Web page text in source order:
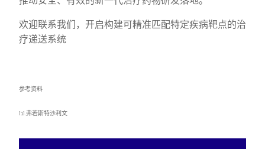
欢迎联系我们，开启构建可精准匹配特定疾病靶点的治
疗递送系统
参考资料
[1].弗若斯特沙利文